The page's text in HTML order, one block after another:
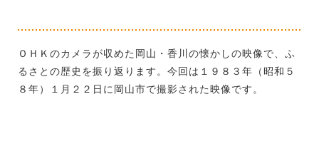
ＯＨＫのカメラが収めた岡山・香川の懐かしの映像で、ふ
るさとの歴史を振り返ります。今回は１９８３年（昭和５
８年）１月２２日に岡山市で撮影された映像です。